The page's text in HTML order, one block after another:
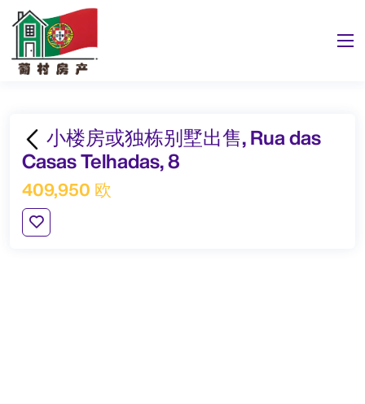
小楼房或独栋别墅出售, Rua das
Casas Telhadas, 8
409,950 欧